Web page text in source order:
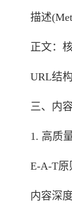
描述
正文：
URL结
三、内
1. 高质
E-A-T原
内容深